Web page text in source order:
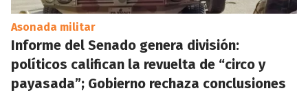
Asonada militar
Informe del Senado genera división:
políticos califican la revuelta de “circo y
payasada”; Gobierno rechaza conclusiones